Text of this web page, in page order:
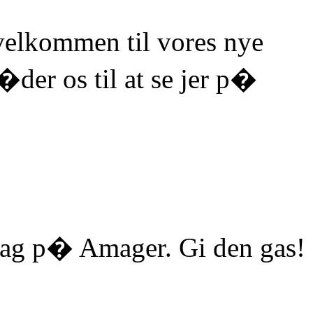
til vores nye
os til at se jer p�
p� Amager. Gi den gas!